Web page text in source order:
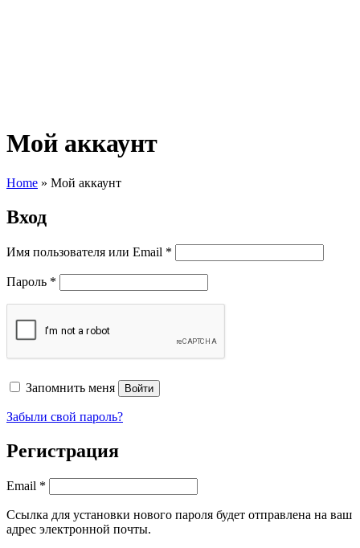
Мой аккаунт
Home » Мой аккаунт
Вход
Имя пользователя или Email *
Пароль *
Запомнить меня Войти
Забыли свой пароль?
Регистрация
Email *
Ссылка для установки нового пароля будет отправлена ​​на ваш
адрес электронной почты.